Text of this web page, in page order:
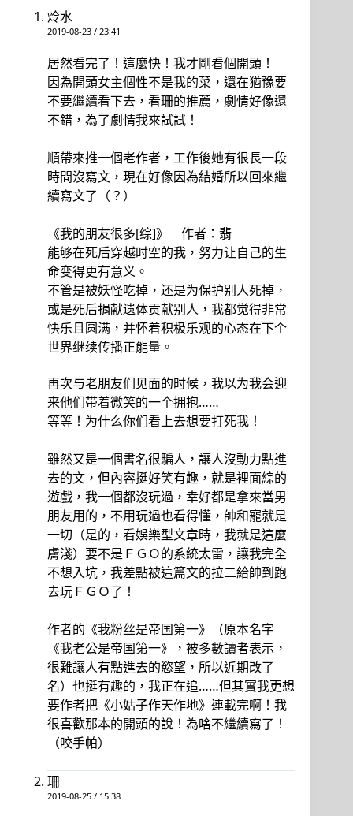
炩水
2019-08-23 / 23:41
居然看完了！這麼快！我才剛看個開頭！
因為開頭女主個性不是我的菜，還在猶豫要
不要繼續看下去，看珊的推薦，劇情好像還
不錯，為了劇情我來試試！
順帶來推一個老作者，工作後她有很長一段
時間沒寫文，現在好像因為結婚所以回來繼
續寫文了（？）
《我的朋友很多[综]》 作者：翡
能够在死后穿越时空的我，努力让自己的生
命变得更有意义。
不管是被妖怪吃掉，还是为保护别人死掉，
或是死后捐献遗体贡献别人，我都觉得非常
快乐且圆满，并怀着积极乐观的心态在下个
世界继续传播正能量。
再次与老朋友们见面的时候，我以为我会迎
来他们带着微笑的一个拥抱……
等等！为什么你们看上去想要打死我！
雖然又是一個書名很騙人，讓人沒動力點進
去的文，但內容挺好笑有趣，就是裡面綜的
遊戲，我一個都沒玩過，幸好都是拿來當男
朋友用的，不用玩過也看得懂，帥和寵就是
一切（是的，看娛樂型文章時，我就是這麼
膚淺）要不是ＦＧＯ的系統太雷，讓我完全
不想入坑，我差點被這篇文的拉二給帥到跑
去玩ＦＧＯ了！
作者的《我粉丝是帝国第一》（原本名字
《我老公是帝国第一》，被多數讀者表示，
很難讓人有點進去的慾望，所以近期改了
名）也挺有趣的，我正在追……但其實我更想
要作者把《小姑子作天作地》連載完啊！我
很喜歡那本的開頭的說！為啥不繼續寫了！
（咬手帕）
珊
2019-08-25 / 15:38